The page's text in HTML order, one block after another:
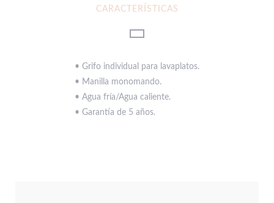
CARACTERÍSTICAS
• Grifo individual para lavaplatos.
• Manilla monomando.
• Agua fría/Agua caliente.
• Garantía de 5 años.